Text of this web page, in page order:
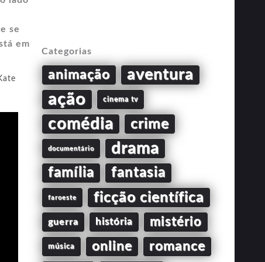
se
em
Categorias
animação aventura
ação cinema tv
comédia crime
documentário drama
família fantasia
faroeste ficção científica
guerra história mistério
música online romance